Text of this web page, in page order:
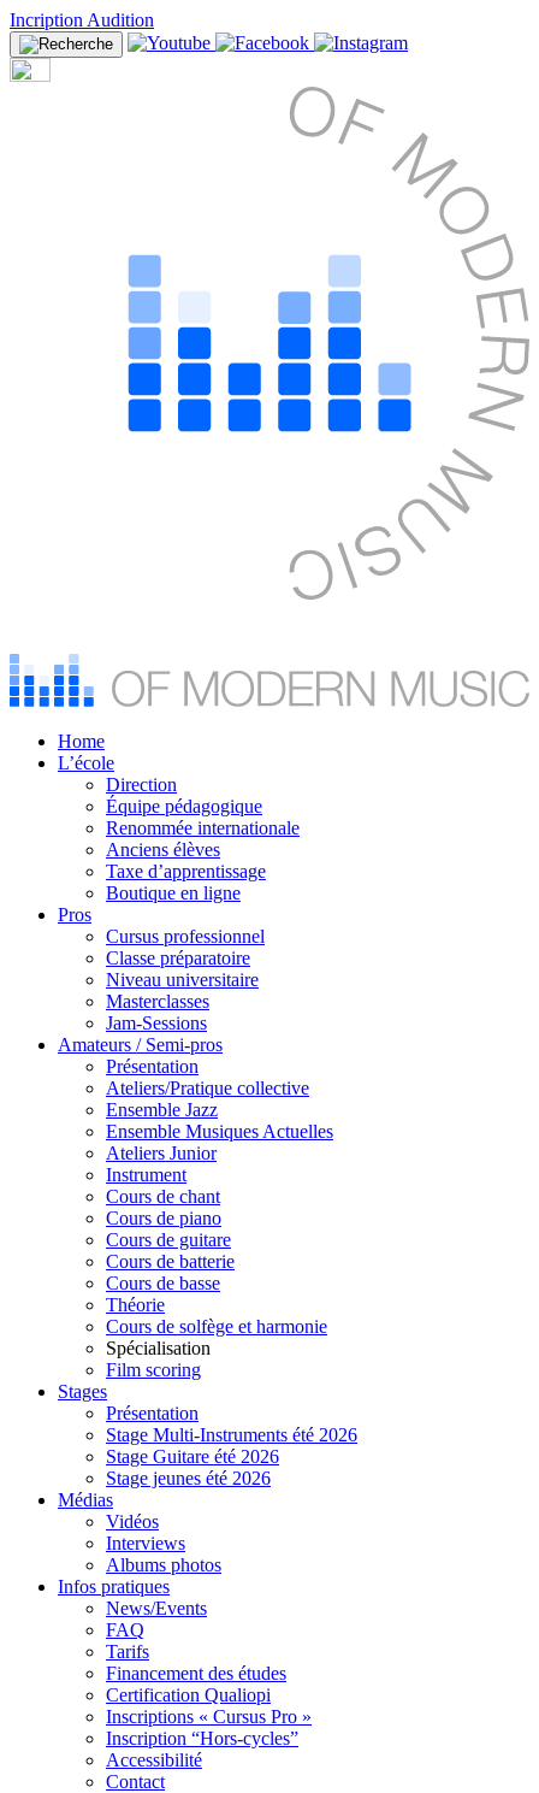
Incription Audition
Home
L’école
Direction
Équipe pédagogique
Renommée internationale
Anciens élèves
Taxe d’apprentissage
Boutique en ligne
Pros
Cursus professionnel
Classe préparatoire
Niveau universitaire
Masterclasses
Jam-Sessions
Amateurs / Semi-pros
Présentation
Ateliers/Pratique collective
Ensemble Jazz
Ensemble Musiques Actuelles
Ateliers Junior
Instrument
Cours de chant
Cours de piano
Cours de guitare
Cours de batterie
Cours de basse
Théorie
Cours de solfège et harmonie
Spécialisation
Film scoring
Stages
Présentation
Stage Multi-Instruments été 2026
Stage Guitare été 2026
Stage jeunes été 2026
Médias
Vidéos
Interviews
Albums photos
Infos pratiques
News/Events
FAQ
Tarifs
Financement des études
Certification Qualiopi
Inscriptions « Cursus Pro »
Inscription “Hors-cycles”
Accessibilité
Contact